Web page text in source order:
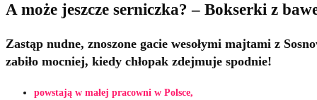
A może jeszcze serniczka? – Bokserki z
Zastąp nudne, znoszone gacie wesołymi majtami z
zabiło mocniej, kiedy chłopak zdejmuje spodnie!
powstają w małej pracowni w Polsce,